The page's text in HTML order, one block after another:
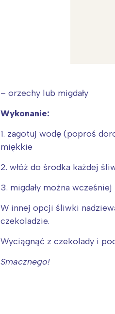
– orzechy lub migdały
Wykonanie:
1. zagotuj wodę (poproś
miękkie
2. włóż do środka każdej
3. migdały można
W innej opcji śliwki
czekoladzie.
Wyciągnąć z czekolady i
Smacznego!